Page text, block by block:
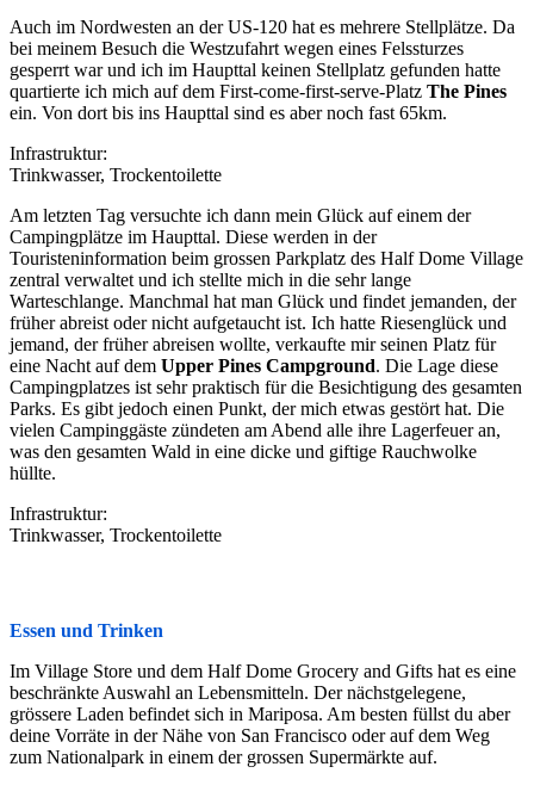
Auch im Nordwesten an der US-120 hat es mehrere Stellplätze. Da
bei meinem Besuch die Westzufahrt wegen eines Felssturzes
gesperrt war und ich im Haupttal keinen Stellplatz gefunden hatte
quartierte ich mich auf dem First-come-first-serve-Platz The Pines
ein. Von dort bis ins Haupttal sind es aber noch fast 65km.
Infrastruktur:
Trinkwasser, Trockentoilette
Am letzten Tag versuchte ich dann mein Glück auf einem der
Campingplätze im Haupttal. Diese werden in der
Touristeninformation beim grossen Parkplatz des Half Dome Village
zentral verwaltet und ich stellte mich in die sehr lange
Warteschlange. Manchmal hat man Glück und findet jemanden, der
früher abreist oder nicht aufgetaucht ist. Ich hatte Riesenglück und
jemand, der früher abreisen wollte, verkaufte mir seinen Platz für
eine Nacht auf dem Upper Pines Campground. Die Lage diese
Campingplatzes ist sehr praktisch für die Besichtigung des gesamten
Parks. Es gibt jedoch einen Punkt, der mich etwas gestört hat. Die
vielen Campinggäste zündeten am Abend alle ihre Lagerfeuer an,
was den gesamten Wald in eine dicke und giftige Rauchwolke
hüllte.
Infrastruktur:
Trinkwasser, Trockentoilette
Essen und Trinken
Im Village Store und dem Half Dome Grocery and Gifts hat es eine
beschränkte Auswahl an Lebensmitteln. Der nächstgelegene,
grössere Laden befindet sich in Mariposa. Am besten füllst du aber
deine Vorräte in der Nähe von San Francisco oder auf dem Weg
zum Nationalpark in einem der grossen Supermärkte auf.